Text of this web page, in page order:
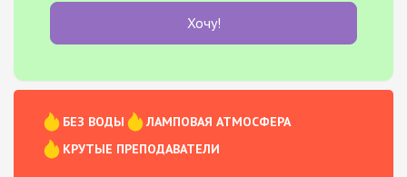
Хочу!
БЕЗ ВОДЫ
ЛАМПОВАЯ АТМОСФЕРА
КРУТЫЕ ПРЕПОДАВАТЕЛИ